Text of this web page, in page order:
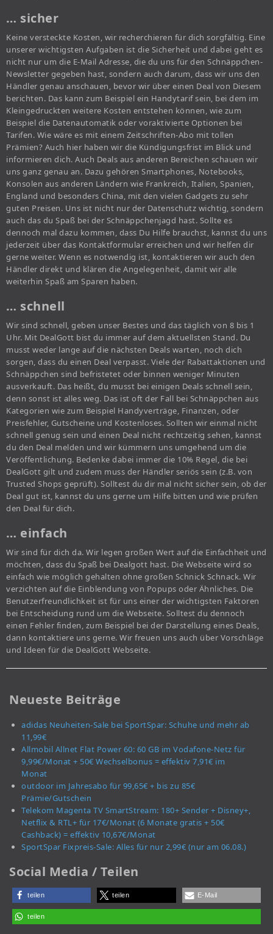
… sicher
Keine versteckte Kosten, wir recherchieren für dich sorgfältig. Eine
unserer wichtigsten Aufgaben ist die Sicherheit und dabei geht es
nicht nur um die E-Mail Adresse, die du uns für den Schnäppchen-
Newsletter gegeben hast, sondern auch darum, dass wir uns den
Händler genau anschauen, bevor wir über einen Deal von Diesem
berichten. Das kann zum Beispiel ein Handytarif sein, bei dem im
Kleingedruckten weitere Kosten entstehen können, wie zum
Beispiel die Datenautomatik oder voraktivierte Optionen bei
Tarifen. Wie wäre es mit einem Zeitschriften-Abo mit tollen
Prämien? Auch hier haben wir die Kündigungsfrist im Blick und
informieren dich. Auch Deals aus anderen Bereichen schauen wir
uns ganz genau an. Dazu gehören Smartphones, Notebooks,
Konsolen aus anderen Ländern wie Frankreich, Italien, Spanien,
England und besonders China, mit den vielen Gadgets zu sehr
guten Preisen. Uns ist nicht nur der Datenschutz wichtig, sondern
auch das du Spaß bei der Schnäppchenjagd hast. Sollte es
dennoch mal dazu kommen, dass Du Hilfe brauchst, kannst du uns
jederzeit über das Kontaktformular erreichen und wir helfen dir
gerne weiter. Wenn es notwendig ist, kontaktieren wir auch den
Händler direkt und klären die Angelegenheit, damit wir alle
weiterhin Spaß am Sparen haben.
… schnell
Wir sind schnell, geben unser Bestes und das täglich von 8 bis 1
Uhr. Mit DealGott bist du immer auf dem aktuellsten Stand. Du
musst weder lange auf die nächsten Deals warten, noch dich
sorgen, dass du einen Deal verpasst. Viele der Rabattaktionen und
Schnäppchen sind befristetet oder binnen weniger Minuten
ausverkauft. Das heißt, du musst bei einigen Deals schnell sein,
denn sonst ist alles weg. Das ist oft der Fall bei Schnäppchen aus
Kategorien wie zum Beispiel Handyverträge, Finanzen, oder
Preisfehler, Gutscheine und Kostenloses. Sollten wir einmal nicht
schnell genug sein und einen Deal nicht rechtzeitig sehen, kannst
du den Deal melden und wir kümmern uns umgehend um die
Veröffentlichung. Bedenke dabei immer die 10% Regel, die bei
DealGott gilt und zudem muss der Händler seriös sein (z.B. von
Trusted Shops geprüft). Solltest du dir mal nicht sicher sein, ob der
Deal gut ist, kannst du uns gerne um Hilfe bitten und wie prüfen
den Deal für dich.
… einfach
Wir sind für dich da. Wir legen großen Wert auf die Einfachheit und
möchten, dass du Spaß bei Dealgott hast. Die Webseite wird so
einfach wie möglich gehalten ohne großen Schnick Schnack. Wir
verzichten auf die Einblendung von Popups oder Ähnliches. Die
Benutzerfreundlichkeit ist für uns einer der wichtigsten Faktoren
bei Entscheidung rund um die Webseite. Solltest du dennoch
einen Fehler finden, zum Beispiel bei der Darstellung eines Deals,
dann kontaktiere uns gerne. Wir freuen uns auch über Vorschläge
und Ideen für die DealGott Webseite.
Neueste Beiträge
adidas Neuheiten-Sale bei SportSpar: Schuhe und mehr ab
11,99€
Allmobil Allnet Flat Power 60: 60 GB im Vodafone-Netz für
9,99€/Monat + 50€ Wechselbonus = effektiv 7,91€ im
Monat
outdoor im Jahresabo für 99,65€ + bis zu 85€
Prämie/Gutschein
Telekom Magenta TV SmartStream: 180+ Sender + Disney+,
Netflix & RTL+ für 17€/Monat (6 Monate gratis + 50€
Cashback) = effektiv 10,67€/Monat
SportSpar Fixpreis-Sale: Alles für nur 2,99€ (nur am 06.08.)
Social Media / Teilen
teilen teilen E-Mail
teilen